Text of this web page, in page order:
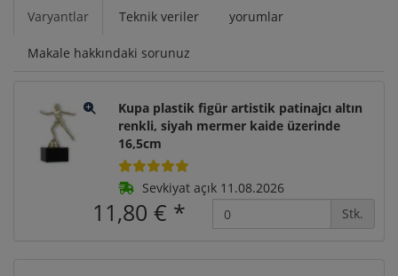
Varyantlar Teknik veriler yorumlar
Makale hakkındaki sorunuz
Kupa plastik figür artistik patinajcı altın
renkli, siyah mermer kaide üzerinde
16,5cm
Sevkiyat açık 11.08.2026
11,80 € * Stk.